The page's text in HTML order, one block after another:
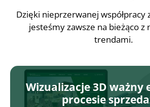
Dzięki nieprzerwanej
jesteśmy zawsze na bieżąco z
trendami.
Wizualizacje 3D ważny
procesie